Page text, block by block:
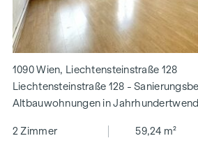
1090 Wien, Liechtensteinstraße 128
Liechtensteinstraße 128 -
Altbauwohnungen in
2 Zimmer 59,24 m²